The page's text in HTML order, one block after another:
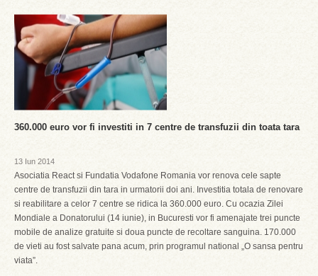
360.000 euro vor fi investiti in 7 centre de transfuzii din toata tara
13 Iun 2014
Asociatia React si Fundatia Vodafone Romania vor renova cele sapte
centre de transfuzii din tara in urmatorii doi ani. Investitia totala de renovare
si reabilitare a celor 7 centre se ridica la 360.000 euro. Cu ocazia Zilei
Mondiale a Donatorului (14 iunie), in Bucuresti vor fi amenajate trei puncte
mobile de analize gratuite si doua puncte de recoltare sanguina. 170.000
de vieti au fost salvate pana acum, prin programul national „O sansa pentru
viata”.